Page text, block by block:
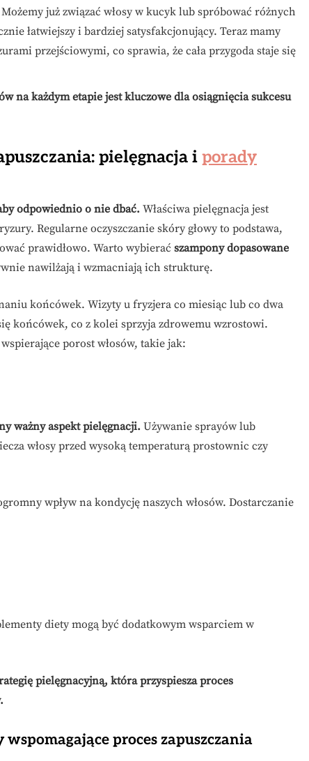
już związać włosy w kucyk lub spróbować różnych
łatwiejszy i bardziej satysfakcjonujący. Teraz mamy
przejściowymi, co sprawia, że cała przygoda staje się
na każdym etapie jest kluczowe dla osiągnięcia sukcesu
pielęgnacja i porady
odpowiednio o nie dbać. Właściwa pielęgnacja jest
Regularne oczyszczanie skóry głowy to podstawa,
prawidłowo. Warto wybierać szampony dopasowane
nawilżają i wzmacniają ich strukturę.
końcówek. Wizyty u fryzjera co miesiąc lub co dwa
końcówek, co z kolei sprzyja zdrowemu wzrostowi.
porost włosów, takie jak:
ważny aspekt pielęgnacji. Używanie sprayów lub
włosy przed wysoką temperaturą prostownic czy
wpływ na kondycję naszych włosów. Dostarczanie
diety mogą być dodatkowym wsparciem w
pielęgnacyjną, która przyspiesza proces
proces zapuszczania